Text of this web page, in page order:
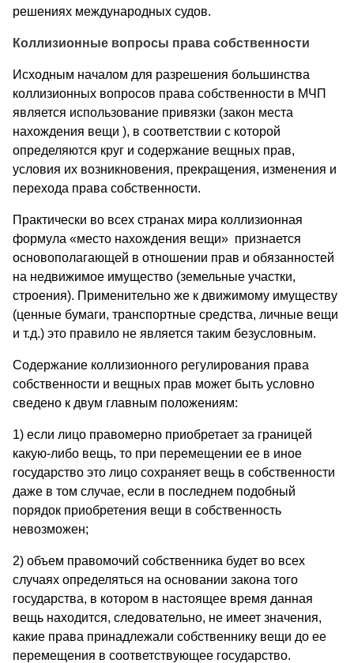
решениях международных судов.
Коллизионные вопросы права собственности
Исходным началом для разрешения большинства
коллизионных вопросов права собственности в МЧП
является использование привязки (закон места
нахождения вещи ), в соответствии с которой
определяются круг и содержание вещных прав,
условия их возникновения, прекращения, изменения и
перехода права собственности.
Практически во всех странах мира коллизионная
формула «место нахождения вещи» признается
основополагающей в отношении прав и обязанностей
на недвижимое имущество (земельные участки,
строения). Применительно же к движимому имуществу
(ценные бумаги, транспортные средства, личные вещи
и т.д.) это правило не является таким безусловным.
Содержание коллизионного регулирования права
собственности и вещных прав может быть условно
сведено к двум главным положениям:
1) если лицо правомерно приобретает за границей
какую-либо вещь, то при перемещении ее в иное
государство это лицо сохраняет вещь в собственности
даже в том случае, если в последнем подобный
порядок приобретения вещи в собственность
невозможен;
2) объем правомочий собственника будет во всех
случаях определяться на основании закона того
государства, в котором в настоящее время данная
вещь находится, следовательно, не имеет значения,
какие права принадлежали собственнику вещи до ее
перемещения в соответствующее государство.